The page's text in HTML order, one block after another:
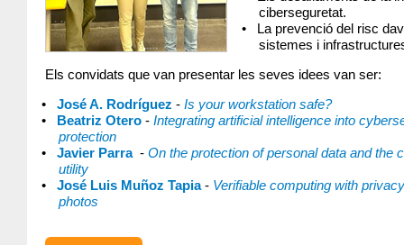
ciberseguretat.
La prevenció del risc
sistemes i
Els convidats que van presentar les seves idees van ser:
José A. Rodríguez - Is your workstation safe?
Beatriz Otero - Integrating artificial intelligence into
protection
Javier Parra- On the protection of personal data and the
utility
José Luis Muñoz Tapia- Verifiable computing with
photos